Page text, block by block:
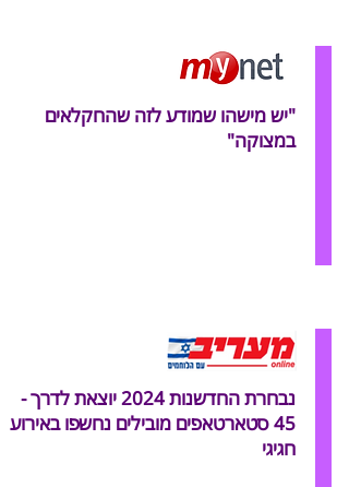
"יש מישהו שמודע לזה שהחקלאים
במצוקה"
נבחרת החדשנות 2024 יוצאת לדרך -
45 סטארטאפים מובילים נחשפו באירוע
חגיגי